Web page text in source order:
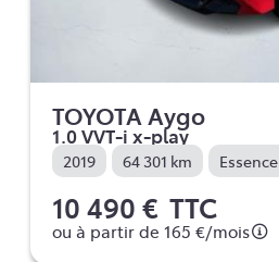
TOYOTA Aygo
1.0 VVT-i x-play
2019 64 301 km Essence
10 490 € TTC
ou à partir de 165 €/mois